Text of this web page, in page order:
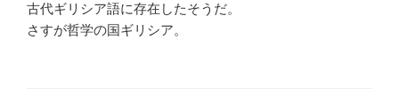
古代ギリシア語に存在したそうだ。
さすが哲学の国ギリシア。